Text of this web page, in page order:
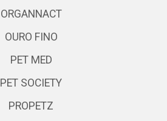
ORGANNACT
OURO FINO
PET MED
PET SOCIETY
PROPETZ